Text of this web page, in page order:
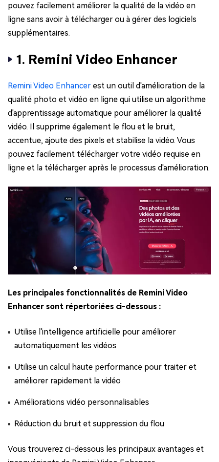
pouvez facilement améliorer la qualité de la vidéo en
ligne sans avoir à télécharger ou à gérer des logiciels
supplémentaires.
1. Remini Video Enhancer
Remini Video Enhancer est un outil d'amélioration de la
qualité photo et vidéo en ligne qui utilise un algorithme
d'apprentissage automatique pour améliorer la qualité
vidéo. Il supprime également le flou et le bruit,
accentue, ajoute des pixels et stabilise la vidéo. Vous
pouvez facilement télécharger votre vidéo requise en
ligne et la télécharger après le processus d'amélioration.
Les principales fonctionnalités de Remini Video
Enhancer sont répertoriées ci-dessous :
Utilise l'intelligence artificielle pour améliorer
automatiquement les vidéos
Utilise un calcul haute performance pour traiter et
améliorer rapidement la vidéo
Améliorations vidéo personnalisables
Réduction du bruit et suppression du flou
Vous trouverez ci-dessous les principaux avantages et